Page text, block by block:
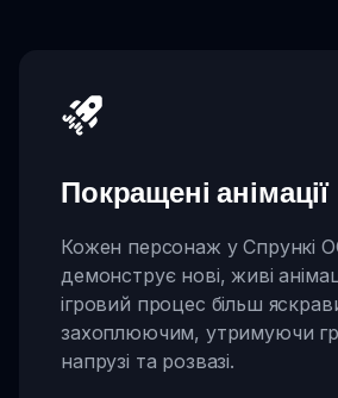
Покращені анімації
Кожен персонаж у Спрункі
демонструє нові, живі
ігровий процес більш
захоплюючим, утримуючи
напрузі та розвазі.